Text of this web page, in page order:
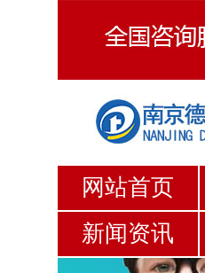
网站首页
新闻资讯